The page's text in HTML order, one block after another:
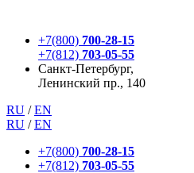
+7(800) 700-28-15
+7(812) 703-05-55
Санкт-Петербург,
Ленинский пр., 140
RU / EN
RU / EN
+7(800) 700-28-15
+7(812) 703-05-55